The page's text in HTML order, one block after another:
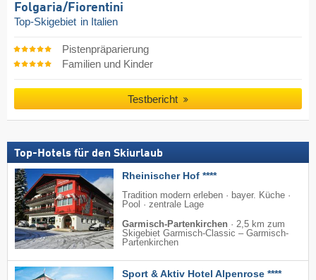
Folgaria/​Fiorentini
Top-Skigebiet in Italien
Pistenpräparierung
Familien und Kinder
Testbericht
Top-Hotels für den Skiurlaub
Rheinischer Hof ****
Tradition modern erleben · bayer. Küche ·
Pool · zentrale Lage
Garmisch-Partenkirchen · 2,5 km zum
Skigebiet Garmisch-Classic – Garmisch-
Partenkirchen
Sport & Aktiv Hotel Alpenrose ****